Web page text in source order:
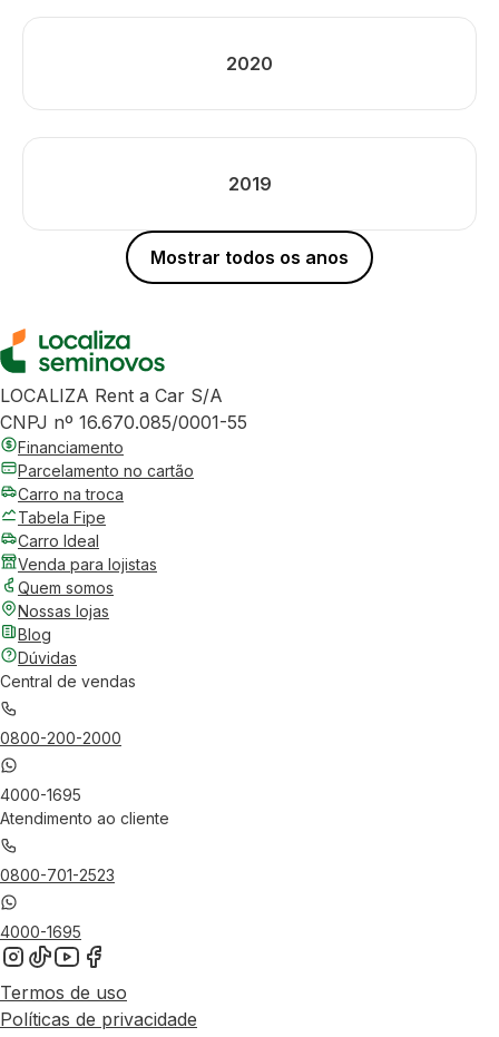
2020
2019
Mostrar todos os anos
LOCALIZA Rent a Car S/A
CNPJ nº 16.670.085/0001-55
Financiamento
Parcelamento no cartão
Carro na troca
Tabela Fipe
Carro Ideal
Venda para lojistas
Quem somos
Nossas lojas
Blog
Dúvidas
Central de vendas
0800-200-2000
4000-1695
Atendimento ao cliente
0800-701-2523
4000-1695
Termos de uso
Políticas de privacidade